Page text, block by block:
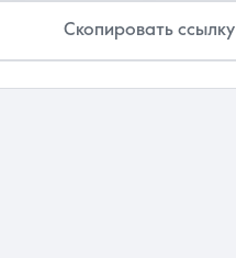
Скопировать ссылку